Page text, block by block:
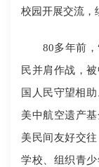
校园开展交流，
80多年前
民并肩作战，
国人民守望相
美中航空遗产
美民间友好交
学校、组织青